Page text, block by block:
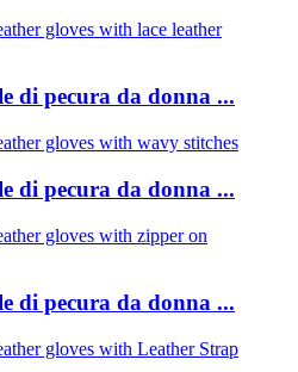
di pecura da donna ...
di pecura da donna ...
di pecura da donna ...